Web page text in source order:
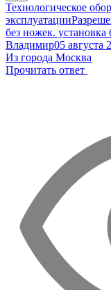
Технологическое
эксплуатации
без ножек.
Владимир05 августа
Из города Москва
Прочитать ответ